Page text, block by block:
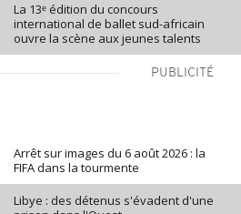
La 13ᵉ édition du concours
international de ballet sud-africain
ouvre la scène aux jeunes talents
PUBLICITÉ
Arrêt sur images du 6 août 2026 : la
FIFA dans la tourmente
Libye : des détenus s'évadent d'une